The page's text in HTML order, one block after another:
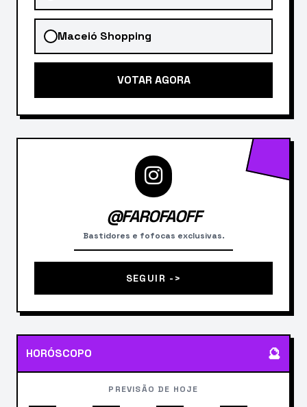
Maceió Shopping
VOTAR AGORA
@FAROFAOFF
Bastidores e fofocas exclusivas.
SEGUIR ->
HORÓSCOPO 🔮
PREVISÃO DE HOJE